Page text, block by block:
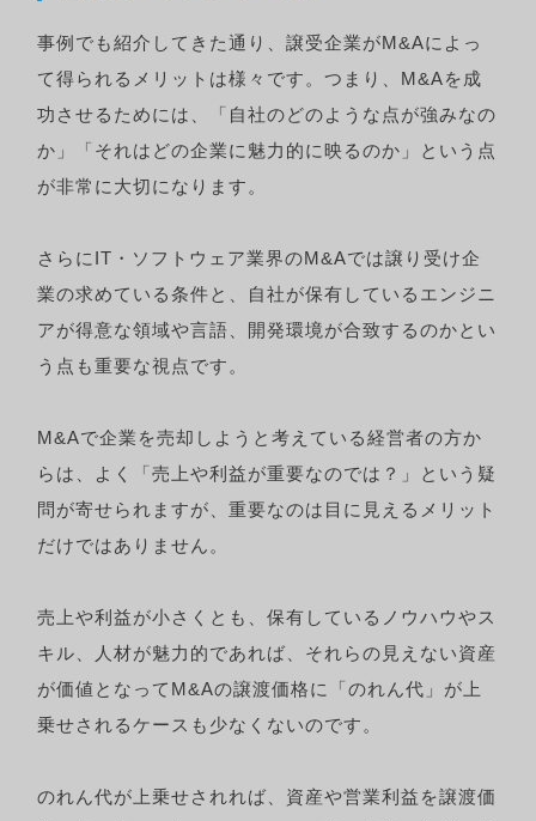
事例でも紹介してきた通り、譲受企業がM&Aによっ
て得られるメリットは様々です。つまり、M&Aを成
功させるためには、「自社のどのような点が強みなの
か」「それはどの企業に魅力的に映るのか」という点
が非常に大切になります。
さらにIT・ソフトウェア業界のM&Aでは譲り受け企
業の求めている条件と、自社が保有しているエンジニ
アが得意な領域や言語、開発環境が合致するのかとい
う点も重要な視点です。
M&Aで企業を売却しようと考えている経営者の方か
らは、よく「売上や利益が重要なのでは？」という疑
問が寄せられますが、重要なのは目に見えるメリット
だけではありません。
売上や利益が小さくとも、保有しているノウハウやス
キル、人材が魅力的であれば、それらの見えない資産
が価値となってM&Aの譲渡価格に「のれん代」が上
乗せされるケースも少なくないのです。
のれん代が上乗せされれば、資産や営業利益を譲渡価